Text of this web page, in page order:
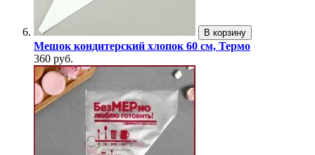
В корзину
Мешок кондитерский хлопок 60 см, Термо
360 руб.